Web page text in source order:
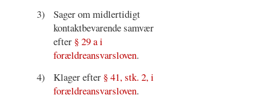
3)
Sager om midlertidigt
kontaktbevarende samvær
efter § 29 a i
forældreansvarsloven.
4)
Klager efter § 41, stk. 2, i
forældreansvarsloven.